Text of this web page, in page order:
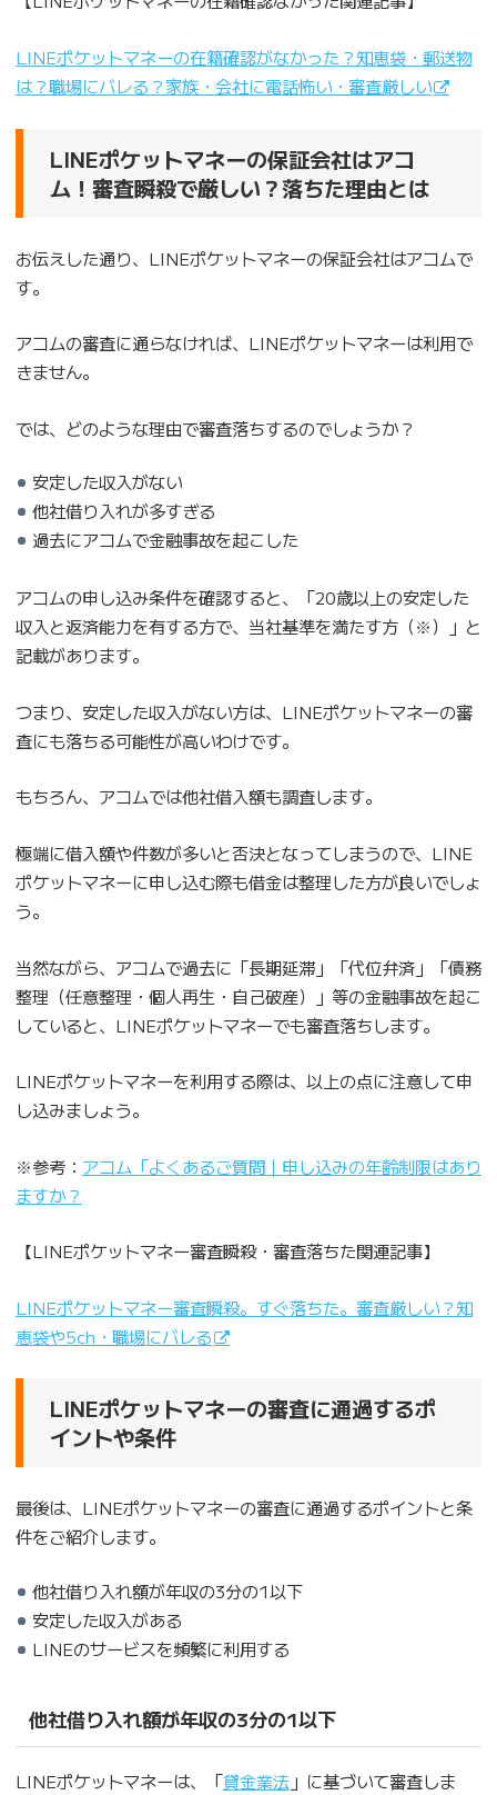
LINEポケットマネーの在籍確認がなかった？知恵袋・郵送物
は？職場にバレる？家族・会社に電話怖い・審査厳しい
LINEポケットマネーの保証会社はアコ
ム！審査瞬殺で厳しい？落ちた理由とは
お伝えした通り、LINEポケットマネーの保証会社はアコムで
す。
アコムの審査に通らなければ、LINEポケットマネーは利用で
きません。
では、どのような理由で審査落ちするのでしょうか？
安定した収入がない
他社借り入れが多すぎる
過去にアコムで金融事故を起こした
アコムの申し込み条件を確認すると、「20歳以上の安定した
収入と返済能力を有する方で、当社基準を満たす方（※）」と
記載があります。
つまり、安定した収入がない方は、LINEポケットマネーの審
査にも落ちる可能性が高いわけです。
もちろん、アコムでは他社借入額も調査します。
極端に借入額や件数が多いと否決となってしまうので、LINE
ポケットマネーに申し込む際も借金は整理した方が良いでしょ
う。
当然ながら、アコムで過去に「長期延滞」「代位弁済」「債務
整理（任意整理・個人再生・自己破産）」等の金融事故を起こ
していると、LINEポケットマネーでも審査落ちします。
LINEポケットマネーを利用する際は、以上の点に注意して申
し込みましょう。
※参考： アコム「よくあるご質問｜申し込みの年齢制限はあり
ますか？
【LINEポケットマネー審査瞬殺・審査落ちた関連記事】
LINEポケットマネー審査瞬殺。すぐ落ちた。審査厳しい？知
恵袋や5ch・職場にバレる
LINEポケットマネーの審査に通過するポ
イントや条件
最後は、LINEポケットマネーの審査に通過するポイントと条
件をご紹介します。
他社借り入れ額が年収の3分の1以下
安定した収入がある
LINEのサービスを頻繁に利用する
他社借り入れ額が年収の3分の1以下
LINEポケットマネーは、「貸金業法」に基づいて審査しま